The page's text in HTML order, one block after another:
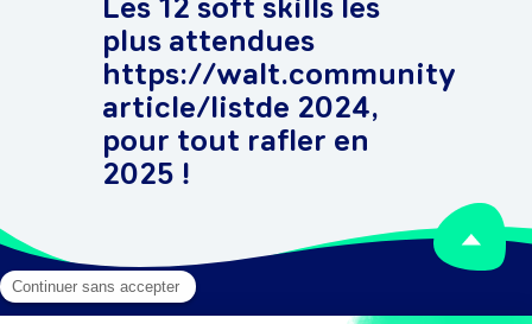
Les 12 soft skills les
plus attendues
https://walt.community/
article/listde 2024,
pour tout rafler en
2025 !